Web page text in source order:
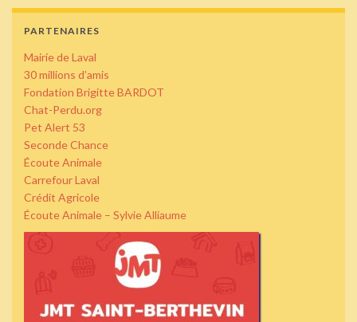
PARTENAIRES
Mairie de Laval
30 millions d’amis
Fondation Brigitte BARDOT
Chat-Perdu.org
Pet Alert 53
Seconde Chance
Écoute Animale
Carrefour Laval
Crédit Agricole
Écoute Animale – Sylvie Alliaume